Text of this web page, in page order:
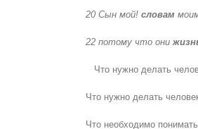
20 Сын мой! словам
22 потому что они
Что нужно делать
Что нужно делать
Что необходимо